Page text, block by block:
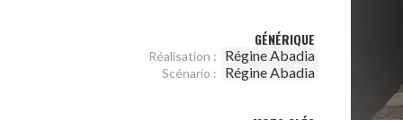
GÉNÉRIQUE
Réalisation : Régine Abadia
Scénario : Régine Abadia